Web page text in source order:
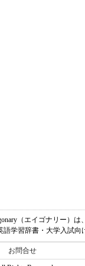
（エイゴナリー）
学習辞書・大学入試向
お問合せ